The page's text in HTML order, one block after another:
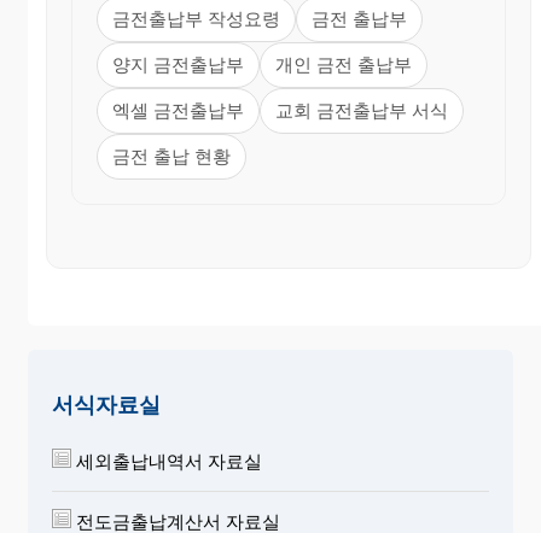
금전출납부 작성요령 금전 출납부
양지 금전출납부 개인 금전 출납부
엑셀 금전출납부 교회 금전출납부 서식
금전 출납 현황
서식자료실
세외출납내역서 자료실
전도금출납계산서 자료실